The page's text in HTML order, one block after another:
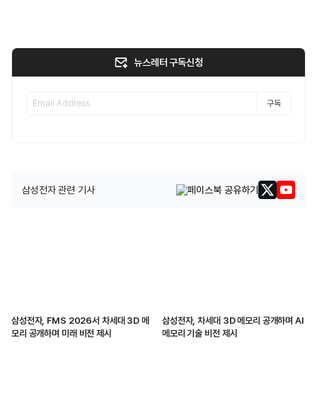
뉴스레터 구독신청
구독
삼성전자 관련 기사
삼성전자, FMS 2026서 차세대 3D 메
모리 공개하며 미래 비전 제시
삼성전자, 차세대 3D 메모리 공개하며 AI
메모리 기술 비전 제시